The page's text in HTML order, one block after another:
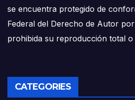
se encuentra protegido de
Federal del Derecho de Autor
prohibida su reproducción total o
CATEGORIES